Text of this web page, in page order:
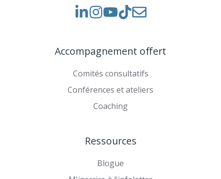
VoirVoir
sur
Rejoignez-
TikTok
Accompagnement offert
Comités consultatifs
Conférences et ateliers
Coaching
Ressources
Blogue